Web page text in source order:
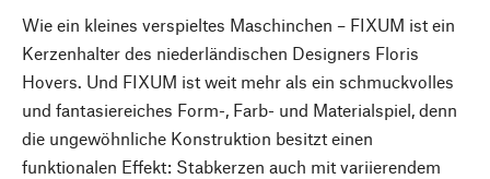
Wie ein kleines verspieltes Maschinchen – FIXUM ist ein
Kerzenhalter des niederländischen Designers Floris
Hovers. Und FIXUM ist weit mehr als ein schmuckvolles
und fantasiereiches Form-, Farb- und Materialspiel, denn
die ungewöhnliche Konstruktion besitzt einen
funktionalen Effekt: Stabkerzen auch mit variierendem